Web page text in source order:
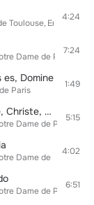
Toulouse Ensemble
4:24
Dame de Paris Les
7:24
es, Domine
Paris
1:49
Missa Hercules Dux Ferrariae: II. Kyrie, Christe, Kyrie
Dame de Paris Les
5:15
Dame de Paris Les
4:02
Dame de Paris Les
6:51